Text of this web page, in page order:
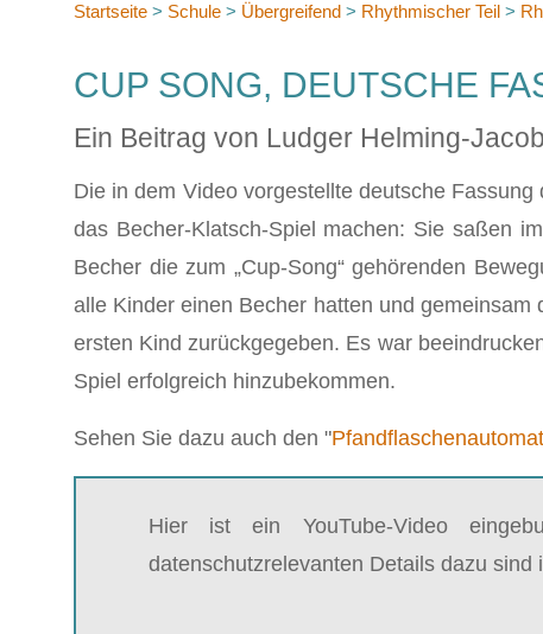
Startseite > Schule > Übergreifend > Rhythmischer Teil >
CUP SONG, DEUTSCHE
Ein Beitrag von Ludger Helming-
Die in dem Video vorgestellte deutsche
das Becher-Klatsch-Spiel machen: Sie saßen
Becher die zum „Cup-Song“ gehörenden
alle Kinder einen Becher hatten und gemeinsam
ersten Kind zurückgegeben. Es war
Spiel erfolgreich hinzubekommen.
Sehen Sie dazu auch den "Pfandflaschenautomat
Hier ist ein YouTube-Video
datenschutzrelevanten Details dazu sind